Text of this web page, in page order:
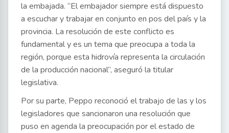
la embajada. “El embajador siempre está dispuesto
a escuchar y trabajar en conjunto en pos del país y la
provincia. La resolución de este conflicto es
fundamental y es un tema que preocupa a toda la
región, porque esta hidrovía representa la circulación
de la producción nacional”, aseguró la titular
legislativa.
Por su parte, Peppo reconoció el trabajo de las y los
legisladores que sancionaron una resolución que
puso en agenda la preocupación por el estado de